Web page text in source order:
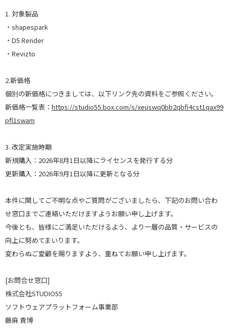
1. 対象製品
・shapespark
・D5 Render
・Revizto
2.新価格
個別の新価格につきましては、以下リンク先の資料をご参照ください。
新価格一覧表： https://studio55.box.com/s/xeuswq0bb2qbfi4cst1qax99
pfl1swam
3. 改定実施時期
新規購入：2026年8月1日以降にライセンスを発行する分
更新購入：2026年9月1日以降に更新となる分
本件に関してご不明な点やご質問がございましたら、下記のお問い合わ
せ窓口までご連絡いただけますようお願い申し上げます。
今後とも、皆様にご満足いただけるよう、より一層の品質・サービスの
向上に努めてまいります。
変わらぬご愛顧を賜りますよう、重ねてお願い申し上げます。
[お問合せ窓口]
株式会社STUDIO55
ソフトウェアプラットフォーム事業部
藤麻 貴博